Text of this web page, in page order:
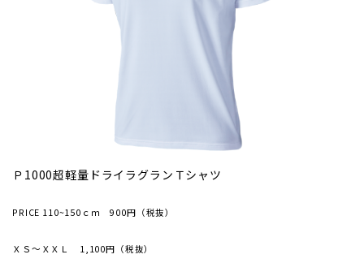
Ｐ1000超軽量ドライラグランＴシャツ
PRICE 110~150ｃｍ 900円（税抜）
ＸＳ～ＸＸＬ 1,100円（税抜）